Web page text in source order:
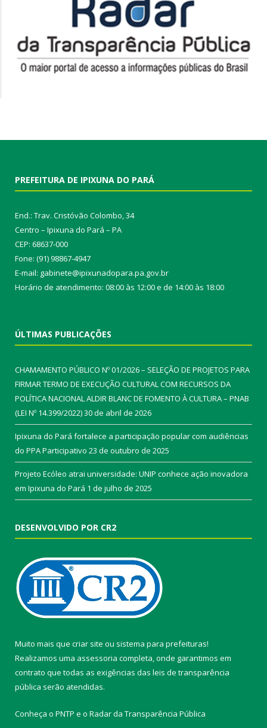
PREFEITURA DE IPIXUNA DO PARÁ
End.: Trav. Cristóvão Colombo, 34
Centro – Ipixuna do Pará – PA
CEP: 68637-000
Fone: (91) 98867-4947
E-mail: gabinete@ipixunadopara.pa.gov.br
Horário de atendimento: 08:00 às 12:00 e de 14:00 às 18:00
ÚLTIMAS PUBLICAÇÕES
CHAMAMENTO PÚBLICO Nº 01/2026 – SELEÇÃO DE PROJETOS PARA
FIRMAR TERMO DE EXECUÇÃO CULTURAL COM RECURSOS DA
POLÍTICA NACIONAL ALDIR BLANC DE FOMENTO À CULTURA – PNAB
(LEI Nº 14.399/2022)30 de abril de 2026
Ipixuna do Pará fortalece a participação popular com audiências
do PPA Participativo 23 de outubro de 2025
Projeto Ecóleo atrai universidade: UNIP conhece ação inovadora
em Ipixuna do Pará 1 de julho de 2025
DESENVOLVIDO POR CR2
Muito mais que criar site ou sistema para prefeituras!
Realizamos uma assessoria completa, onde garantimos em
contrato que todas as exigências das leis de transparência
pública serão atendidas.
Conheça o PNTP e o Radar da Transparência Pública